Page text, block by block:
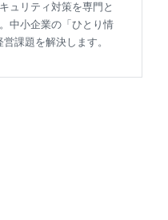
ュリティ対策を専門と
中小企業の「ひとり情
課題を解決します。